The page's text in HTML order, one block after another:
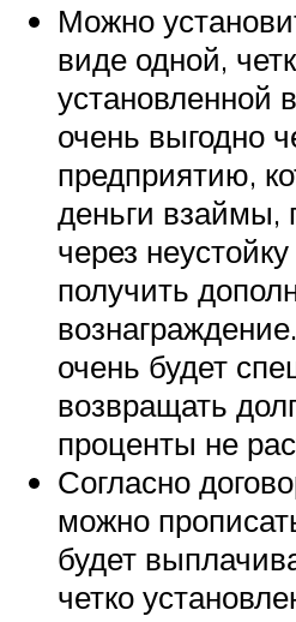
Можно
виде одной,
установленной
очень выгодно
предприятию,
деньги взаймы,
через
получить
очень будет
возвращать
проценты не
Согласно
можно
будет
четко